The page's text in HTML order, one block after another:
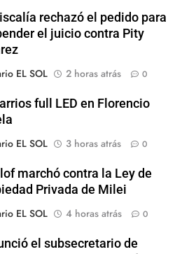
rechazó el pedido para
el juicio contra Pity
EL SOL
2 horas atrás 0
full LED en Florencio
EL SOL
3 horas atrás 0
marchó contra la Ley de
Privada de Milei
EL SOL
4 horas atrás 0
el subsecretario de